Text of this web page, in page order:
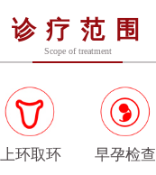
诊疗范围
Scope of treatment
上环取环 早孕检查